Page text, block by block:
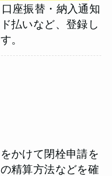
座振替・納入通知
払いなど、登録し
。
かけて閉栓申請を
精算方法などを確